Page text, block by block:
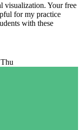
visualization. Your free
for my practice
with these